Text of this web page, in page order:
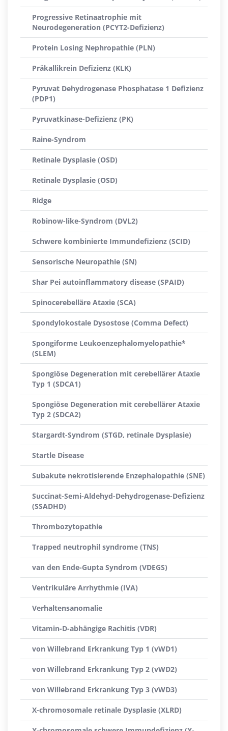
Progressive Retinaatrophie mit
Neurodegeneration (PCYT2-Defizienz)
Protein Losing Nephropathie (PLN)
Präkallikrein Defizienz (KLK)
Pyruvat Dehydrogenase Phosphatase 1 Defizienz
(PDP1)
Pyruvatkinase-Defizienz (PK)
Raine-Syndrom
Retinale Dysplasie (OSD)
Retinale Dysplasie (OSD)
Ridge
Robinow-like-Syndrom (DVL2)
Schwere kombinierte Immundefizienz (SCID)
Sensorische Neuropathie (SN)
Shar Pei autoinflammatory disease (SPAID)
Spinocerebelläre Ataxie (SCA)
Spondylokostale Dysostose (Comma Defect)
Spongiforme Leukoenzephalomyelopathie*
(SLEM)
Spongiöse Degeneration mit cerebellärer Ataxie
Typ 1 (SDCA1)
Spongiöse Degeneration mit cerebellärer Ataxie
Typ 2 (SDCA2)
Stargardt-Syndrom (STGD, retinale Dysplasie)
Startle Disease
Subakute nekrotisierende Enzephalopathie (SNE)
Succinat-Semi-Aldehyd-Dehydrogenase-Defizienz
(SSADHD)
Thrombozytopathie
Trapped neutrophil syndrome (TNS)
van den Ende-Gupta Syndrom (VDEGS)
Ventrikuläre Arrhythmie (IVA)
Verhaltensanomalie
Vitamin-D-abhängige Rachitis (VDR)
von Willebrand Erkrankung Typ 1 (vWD1)
von Willebrand Erkrankung Typ 2 (vWD2)
von Willebrand Erkrankung Typ 3 (vWD3)
X-chromosomale retinale Dysplasie (XLRD)